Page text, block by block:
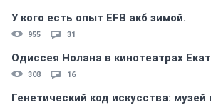
У кого есть опыт EFB акб зимой.
955 31
Одиссея Нолана в кинотеатрах
308 16
Генетический код искусства: музей